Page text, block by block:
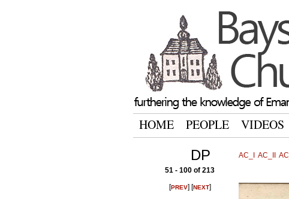
HOME PEOPLE VIDEOS
DP
AC_I AC_II
51 - 100 of 213
[PREV] [NEXT]